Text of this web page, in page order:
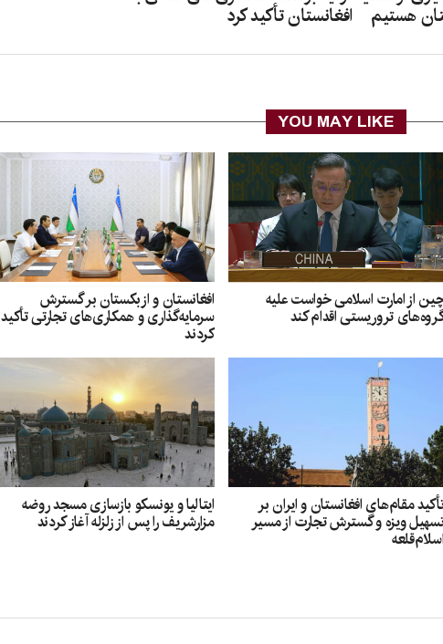
افغانستان تأکید کرد هستیم
YOU MAY LIKE
چین از امارت اسلامی خواست علیه
گروه‌های تروریستی اقدام کند
افغانستان و ازبکستان بر گسترش
سرمایه‌گذاری و همکاری‌های تجارتی تأکید
کردند
تأکید مقام‌های افغانستان و ایران بر
تسهیل ویزه و گسترش تجارت از مسیر
اسلام‌قلعه
ایتالیا و یونسکو بازسازی مسجد روضه
مزارشریف را پس از زلزله آغاز کردند